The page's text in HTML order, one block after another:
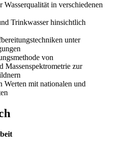
in verschiedenen
Trinkwasser hinsichtlich
unter
von
Massenspektrometrie zur
Werten mit nationalen und